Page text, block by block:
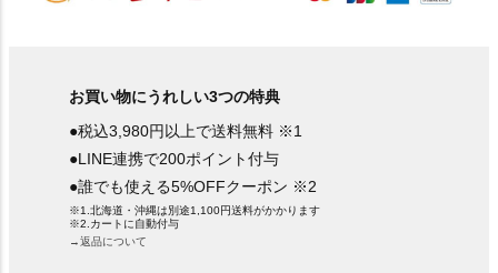
お買い物にうれしい3つの特典
●税込3,980円以上で送料無料 ※1
●LINE連携で200ポイント付与
●誰でも使える5%OFFクーポン ※2
※1.北海道・沖縄は別途1,100円送料がかかります
※2.カートに自動付与
→返品について